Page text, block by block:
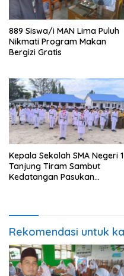
889 Siswa/i MAN Lima Puluh
Nikmati Program Makan
Bergizi Gratis
Kepala Sekolah SMA Negeri 1
Tanjung Tiram Sambut
Kedatangan Pasukan
Rekomendasi untuk